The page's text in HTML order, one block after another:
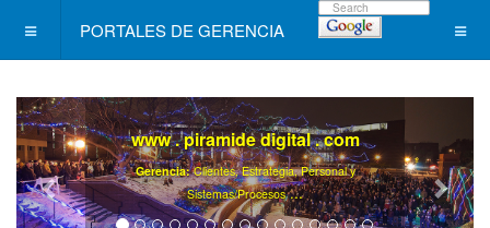
PORTALES DE GERENCIA
www . piramide digital . com
Gerencia:Clientes, Estrategia, Personal y
Sistemas/Procesos...